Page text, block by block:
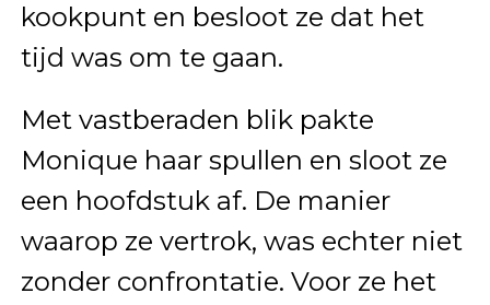
kookpunt en besloot ze dat het
tijd was om te gaan.
Met vastberaden blik pakte
Monique haar spullen en sloot ze
een hoofdstuk af. De manier
waarop ze vertrok, was echter niet
zonder confrontatie. Voor ze het